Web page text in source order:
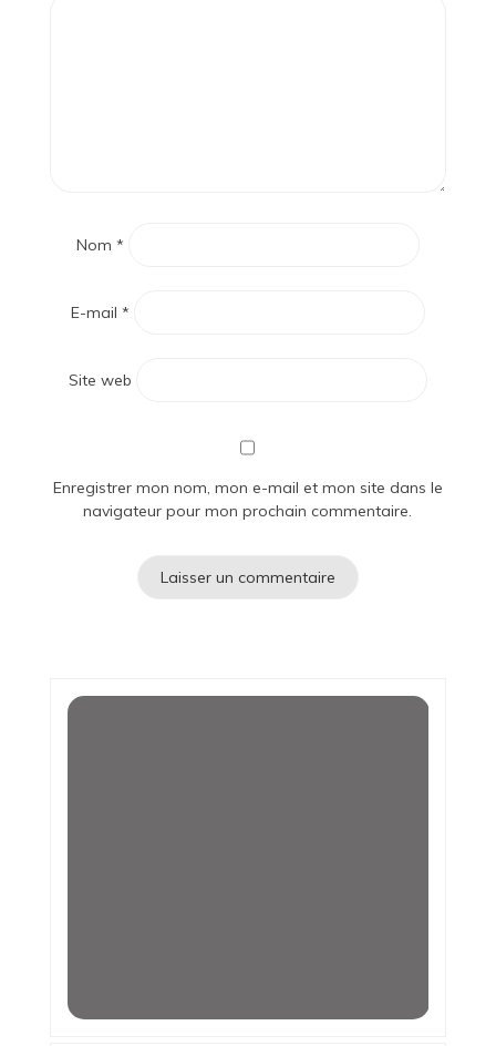
Nom *
E-mail *
Site web
Enregistrer mon nom, mon e-mail et mon site dans le
navigateur pour mon prochain commentaire.